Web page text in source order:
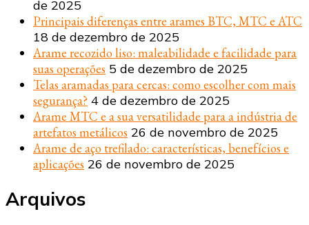
de 2025
Principais diferenças entre arames BTC, MTC e ATC
18 de dezembro de 2025
Arame recozido liso: maleabilidade e facilidade para
suas operações 5 de dezembro de 2025
Telas aramadas para cercas: como escolher com mais
segurança? 4 de dezembro de 2025
Arame MTC e a sua versatilidade para a indústria de
artefatos metálicos 26 de novembro de 2025
Arame de aço trefilado: características, benefícios e
aplicações 26 de novembro de 2025
Arquivos